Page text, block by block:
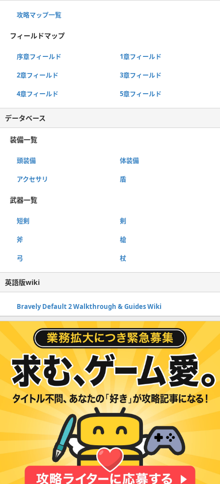
攻略マップ一覧
フィールドマップ
序章フィールド 1章フィールド
2章フィールド 3章フィールド
4章フィールド 5章フィールド
データベース
装備一覧
頭装備 体装備
アクセサリ 盾
武器一覧
短剣 剣
斧 槍
弓 杖
英語版wiki
Bravely Default 2 Walkthrough & Guides Wiki